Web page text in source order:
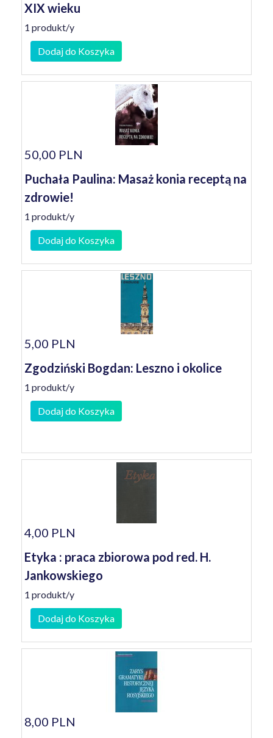
XIX wieku
1 produkt/y
Dodaj do Koszyka
50,00 PLN
Puchała Paulina: Masaż konia receptą na
zdrowie!
1 produkt/y
Dodaj do Koszyka
5,00 PLN
Zgodziński Bogdan: Leszno i okolice
1 produkt/y
Dodaj do Koszyka
4,00 PLN
Etyka : praca zbiorowa pod red. H.
Jankowskiego
1 produkt/y
Dodaj do Koszyka
8,00 PLN